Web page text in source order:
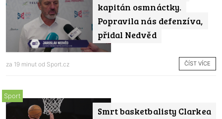
kapitán osmnáctky.
Popravila nás defenzíva,
přidal Nedvěd
za 19 minut od Sport.cz ČÍST VÍCE
Smrt basketbalisty Clarkea
Sport